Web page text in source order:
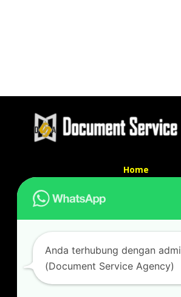
Home
Kontak kami
Alamat kantor :
Jl Swadaya Pam No 6 Rt 006 Rw 007
Cakung, Jakarta Timur 13930
Anda terhubung dengan
(Document Service Agency)